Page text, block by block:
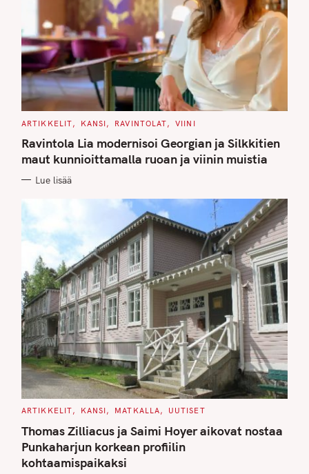
C
T
E
G
O
I
ARTIKKELIT KANSI RAVINTOLAT VIINI
Ravintola Lia modernisoi Georgian ja Silkkitien
maut kunnioittamalla ruoan ja viinin muistia
Lue lisää
C
T
E
G
O
R
I
ARTIKKELIT KANSI MATKALLA UUTISET
Thomas Zilliacus ja Saimi Hoyer aikovat nostaa
Punkaharjun korkean profiilin
kohtaamispaikaksi